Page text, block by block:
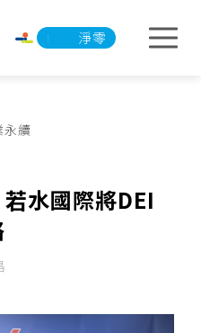
行動 淨零承諾行動
永續
水國際將DEI